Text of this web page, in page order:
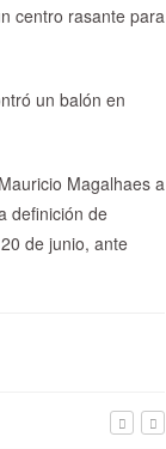
centro rasante para
un balón en
Magalhaes a
definición de
de junio, ante